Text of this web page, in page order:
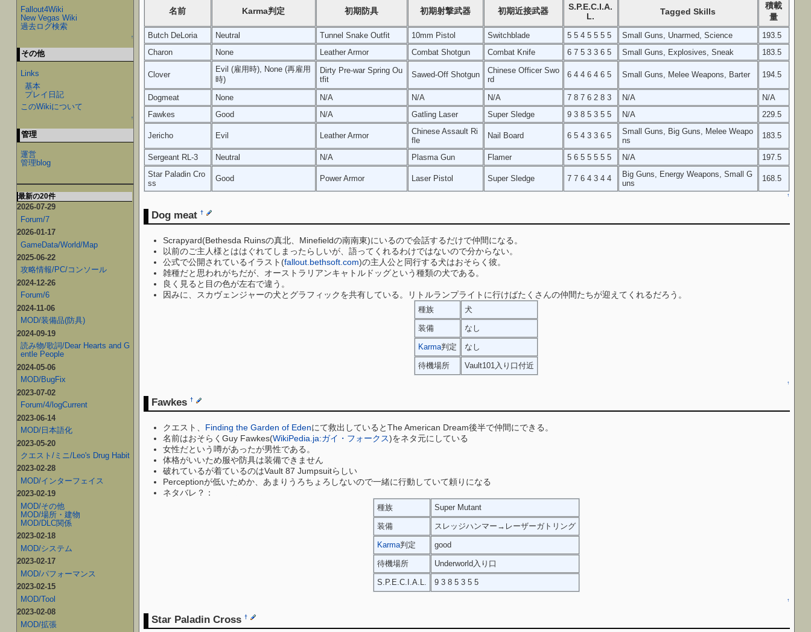
名前 Karma判定 初期防具 初期射撃武器 初期近接武器
S.P.E.C.I.A.
L.
Tagged Skills
積載
量
Butch DeLoria Neutral Tunnel Snake Outfit 10mm Pistol Switchblade 5 5 4 5 5 5 5 Small Guns, Unarmed, Science
193.5
Charon
None Leather Armor Combat Shotgun Combat Knife 6 7 5 3 3 6 5 Small Guns, Explosives, Sneak 183.5
Clover
Evil (雇用時), None (再雇用
時)
Dirty Pre-war Spring Ou
tfit
Sawed-Off Shotgun
Chinese Officer Swo
rd
6 4 4 6 4 6 5 Small Guns, Melee Weapons, Barter 194.5
Dogmeat None N/A N/A N/A 7 8 7 6 2 8 3 N/A
N/A
Fawkes
Good N/A Gatling Laser Super Sledge 9 3 8 5 3 5 5 N/A 229.5
Jericho Evil Leather Armor
Chinese Assault Ri
fle
Nail Board 6 5 4 3 3 6 5
Small Guns, Big Guns, Melee Weapo
ns
183.5
Sergeant RL-3 Neutral N/A Plasma Gun Flamer 5 6 5 5 5 5 5 N/A
197.5
Star Paladin Cro
ss
Good Power Armor Laser Pistol Super Sledge 7 7 6 4 3 4 4
Big Guns, Energy Weapons, Small G
uns
168.5
↑
Dog meat †
Scrapyard(Bethesda Ruinsの真北、Minefieldの南南東)にいるので会話するだけで仲間になる。
以前のご主人様とははぐれてしまったらしいが、語ってくれるわけではないので分からない。
公式で公開されているイラスト(fallout.bethsoft.com)の主人公と同行する犬はおそらく彼。
雑種だと思われがちだが、オーストラリアンキャトルドッグという種類の犬である。
良く見ると目の色が左右で違う。
因みに、スカヴェンジャーの犬とグラフィックを共有している。リトルランプライトに行けばたくさんの仲間たちが迎えてくれるだろう。
種族 犬
装備 なし
Karma判定 なし
待機場所 Vault101入り口付近
↑
Fawkes †
クエスト、 Finding the Garden of Edenにて救出しているとThe American Dream後半で仲間にできる。
名前はおそらくGuy Fawkes(WikiPedia.ja:ガイ・フォークス)をネタ元にしている
女性だという噂があったが男性である。
体格がいいため服や防具は装備できません
破れているが着ているのはVault 87 Jumpsuitらしい
Perceptionが低いためか、あまりうろちょろしないので一緒に行動していて頼りになる
ネタバレ？：
種族 Super Mutant
装備 スレッジハンマー→レーザーガトリング
Karma判定 good
待機場所 Underworld入り口
S.P.E.C.I.A.L. 9 3 8 5 3 5 5
↑
Star Paladin Cross †
Fallout4Wiki
New Vegas Wiki
過去ログ検索
↑
その他
Links
基本
プレイ日記
このWikiについて
↑
管理
運営
管理blog
最新の20件
2026-07-29
Forum/7
2026-01-17
GameData/World/Map
2025-06-22
攻略情報/PC/コンソール
2024-12-26
Forum/6
2024-11-06
MOD/装備品(防具)
2024-09-19
読み物/歌詞/Dear Hearts and G
entle People
2024-05-06
MOD/BugFix
2023-07-02
Forum/4/logCurrent
2023-06-14
MOD/日本語化
2023-05-20
クエスト/ミニ/Leo's Drug Habit
2023-02-28
MOD/インターフェイス
2023-02-19
MOD/その他
MOD/場所・建物
MOD/DLC関係
2023-02-18
MOD/システム
2023-02-17
MOD/パフォーマンス
2023-02-15
MOD/Tool
2023-02-08
MOD/拡張